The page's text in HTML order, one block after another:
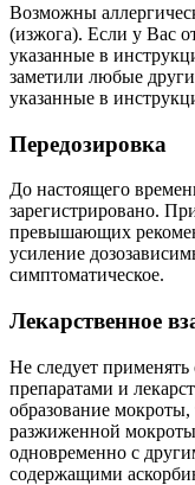
Возможны
(изжога). Если у Вас
указанные в
заметили любые
указанные в
Передозировка
До настоящего
зарегистрировано.
превышающих
усиление
симптоматическое.
Лекарственное
Не следует
препаратами и
образование мокроты,
разжиженной
одновременно с
содержащими